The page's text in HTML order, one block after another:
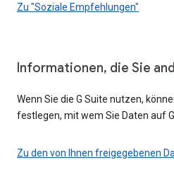
Zu "Soziale Empfehlungen"
Informationen, die Sie
Wenn Sie die G Suite nutzen,
festlegen, mit wem Sie Daten auf
Zu den von Ihnen freigegebenen